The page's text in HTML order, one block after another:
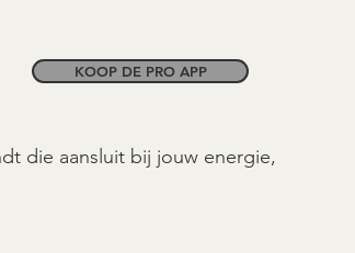
die aansluit bij jouw energie,
KOOP DE PRO APP